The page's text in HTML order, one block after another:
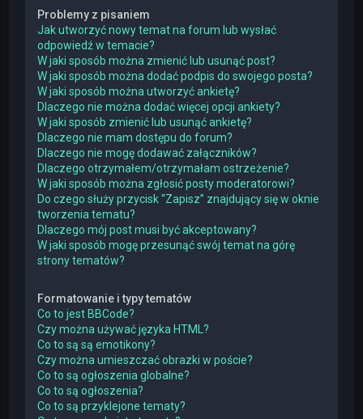
Problemy z pisaniem
Jak utworzyć nowy temat na forum lub wysłać
odpowiedź w temacie?
W jaki sposób można zmienić lub usunąć post?
W jaki sposób można dodać podpis do swojego posta?
W jaki sposób można utworzyć ankietę?
Dlaczego nie można dodać więcej opcji ankiety?
W jaki sposób zmienić lub usunąć ankietę?
Dlaczego nie mam dostępu do forum?
Dlaczego nie mogę dodawać załączników?
Dlaczego otrzymałem/otrzymałam ostrzeżenie?
W jaki sposób można zgłosić posty moderatorowi?
Do czego służy przycisk “Zapisz” znajdujący się w oknie
tworzenia tematu?
Dlaczego mój post musi być akceptowany?
W jaki sposób mogę przesunąć swój temat na górę
strony tematów?
Formatowanie i typy tematów
Co to jest BBCode?
Czy można używać języka HTML?
Co to są są emotikony?
Czy można umieszczać obrazki w poście?
Co to są ogłoszenia globalne?
Co to są ogłoszenia?
Co to są przyklejone tematy?